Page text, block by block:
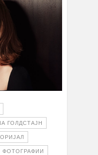
ГОЛДСТАЈН
ФОТОГРАФИИ